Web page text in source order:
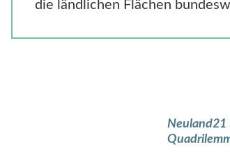
die ländlichen Flächen
Neuland21